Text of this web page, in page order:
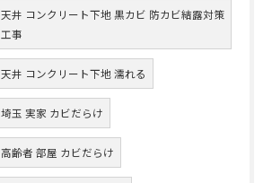
天井 コンクリート下地 黒カビ 防カビ結露対策
工事
天井 コンクリート下地 濡れる
埼玉 実家 カビだらけ
高齢者 部屋 カビだらけ